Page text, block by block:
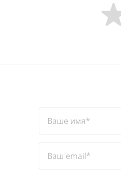
Ваше имя*
Ваш email*